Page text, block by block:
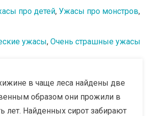
про детей, Ужасы про монстров,
ужасы, Очень страшные ужасы
в чаще леса найдены две
образом они прожили в
лет. Найденных сирот забирают